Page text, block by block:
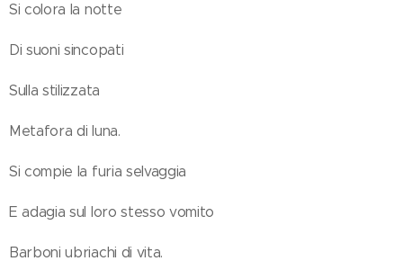
Si colora la notte
Di suoni sincopati
Sulla stilizzata
Metafora di luna.
Si compie la furia selvaggia
E adagia sul loro stesso vomito
Barboni ubriachi di vita.